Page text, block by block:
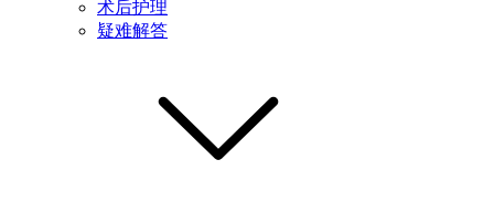
术后护理
疑难解答